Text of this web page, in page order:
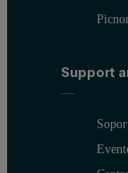
Support